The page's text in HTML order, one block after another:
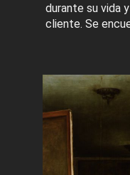
durante su vida
cliente. Se